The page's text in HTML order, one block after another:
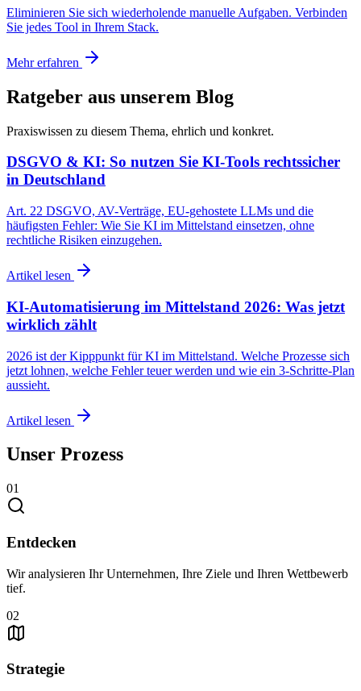
Eliminieren Sie sich wiederholende manuelle Aufgaben. Verbinden
Sie jedes Tool in Ihrem Stack.
Mehr erfahren
Ratgeber aus unserem Blog
Praxiswissen zu diesem Thema, ehrlich und konkret.
DSGVO & KI: So nutzen Sie KI-Tools rechtssicher
in Deutschland
Art. 22 DSGVO, AV-Verträge, EU-gehostete LLMs und die
häufigsten Fehler: Wie Sie KI im Mittelstand einsetzen, ohne
rechtliche Risiken einzugehen.
Artikel lesen
KI-Automatisierung im Mittelstand 2026: Was jetzt
wirklich zählt
2026 ist der Kipppunkt für KI im Mittelstand. Welche Prozesse sich
jetzt lohnen, welche Fehler teuer werden und wie ein 3-Schritte-Plan
aussieht.
Artikel lesen
Unser Prozess
01
Entdecken
Wir analysieren Ihr Unternehmen, Ihre Ziele und Ihren Wettbewerb
tief.
02
Strategie